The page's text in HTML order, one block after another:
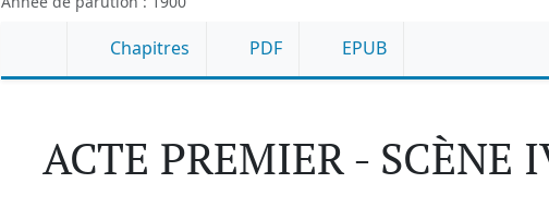
Chapitres PDF EPUB
ACTE PREMIER - SCÈNE